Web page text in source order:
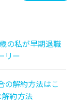
の私が早期退職
リー
の解約方法はこ
約方法